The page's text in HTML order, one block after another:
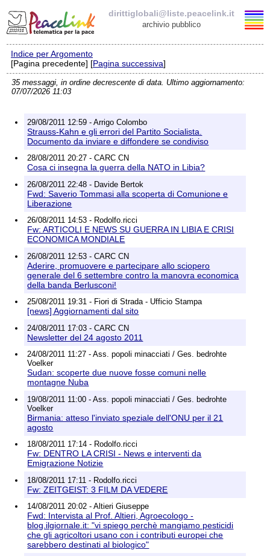
dirittiglobali@liste.peacelink.it
archivio pubblico
Elenco delle liste
dirittiglobali@liste.peacelink.it
Policy delle liste di PeaceLink
Informativa sulla privacy
Richieste di rimozione
Indice per Argomento
[Pagina precedente] [Pagina successiva]
35 messaggi, in ordine decrescente di data. Ultimo aggiornamento:
07/07/2026 11:03
29/08/2011 12:59 - Arrigo Colombo
Strauss-Kahn e gli errori del Partito Socialista.
Documento da inviare e diffondere se condiviso
28/08/2011 20:27 - CARC CN
Cosa ci insegna la guerra della NATO in Libia?
26/08/2011 22:48 - Davide Bertok
Fwd: Saverio Tommasi alla scoperta di Comunione e
Liberazione
26/08/2011 14:53 - Rodolfo.ricci
Fw: ARTICOLI E NEWS SU GUERRA IN LIBIA E CRISI
ECONOMICA MONDIALE
26/08/2011 12:53 - CARC CN
Aderire, promuovere e partecipare allo sciopero
generale del 6 settembre contro la manovra economica
della banda Berlusconi!
25/08/2011 19:31 - Fiori di Strada - Ufficio Stampa
[news] Aggiornamenti dal sito
24/08/2011 17:03 - CARC CN
Newsletter del 24 agosto 2011
24/08/2011 11:27 - Ass. popoli minacciati / Ges. bedrohte
Voelker
Sudan: scoperte due nuove fosse comuni nelle
montagne Nuba
19/08/2011 11:00 - Ass. popoli minacciati / Ges. bedrohte
Voelker
Birmania: atteso l'inviato speziale dell'ONU per il 21
agosto
18/08/2011 17:14 - Rodolfo.ricci
Fw: DENTRO LA CRISI - News e interventi da
Emigrazione Notizie
18/08/2011 17:11 - Rodolfo.ricci
Fw: ZEITGEIST: 3 FILM DA VEDERE
14/08/2011 20:02 - Altieri Giuseppe
Fwd: Intervista al Prof. Altieri, Agroecologo -
blog.ilgiornale.it: "vi spiego perchè mangiamo pesticidi
che gli agricoltori usano con i contributi europei che
sarebbero destinati al biologico"